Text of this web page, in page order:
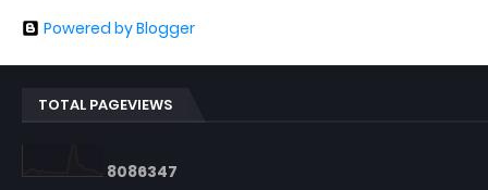
Powered by Blogger
TOTAL PAGEVIEWS
8086347